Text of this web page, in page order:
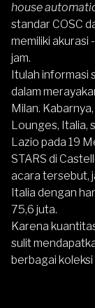
house
standar COSC
memiliki akurasi
jam.
Itulah informasi
dalam
Milan.
Lounges, Italia,
Lazio pada 19
STARS di
acara tersebut,
Italia dengan
75,6 juta.
Karena
sulit
berbagai koleksi